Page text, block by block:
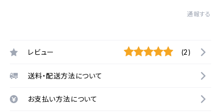
通報する
レビュー (2)
送料・配送方法について
お支払い方法について